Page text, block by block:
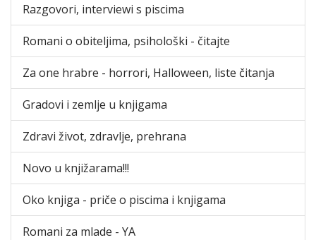
Razgovori, interviewi s piscima
Romani o obiteljima, psihološki - čitajte
Za one hrabre - horrori, Halloween, liste čitanja
Gradovi i zemlje u knjigama
Zdravi život, zdravlje, prehrana
Novo u knjižarama!!!
Oko knjiga - priče o piscima i knjigama
Romani za mlade - YA